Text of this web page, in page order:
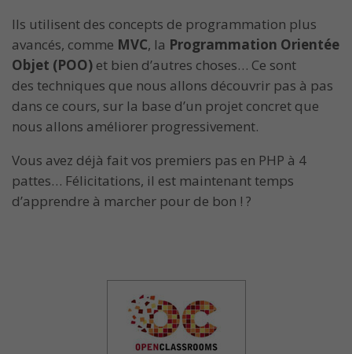
Ils utilisent des concepts de programmation plus
avancés, comme MVC, la Programmation Orientée
Objet (POO) et bien d’autres choses… Ce sont
des techniques que nous allons découvrir pas à pas
dans ce cours, sur la base d’un projet concret que
nous allons améliorer progressivement.
Vous avez déjà fait vos premiers pas en PHP à 4
pattes… Félicitations, il est maintenant temps
d’apprendre à marcher pour de bon ! ?